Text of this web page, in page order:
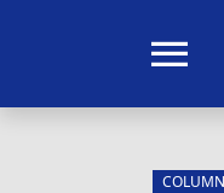
menu